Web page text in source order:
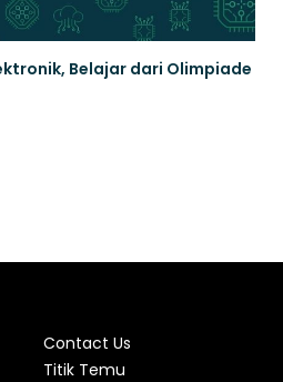
Belajar dari Olimpiade
Contact Us
Titik Temu